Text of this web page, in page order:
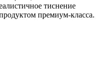
тиснение
премиум-класса.